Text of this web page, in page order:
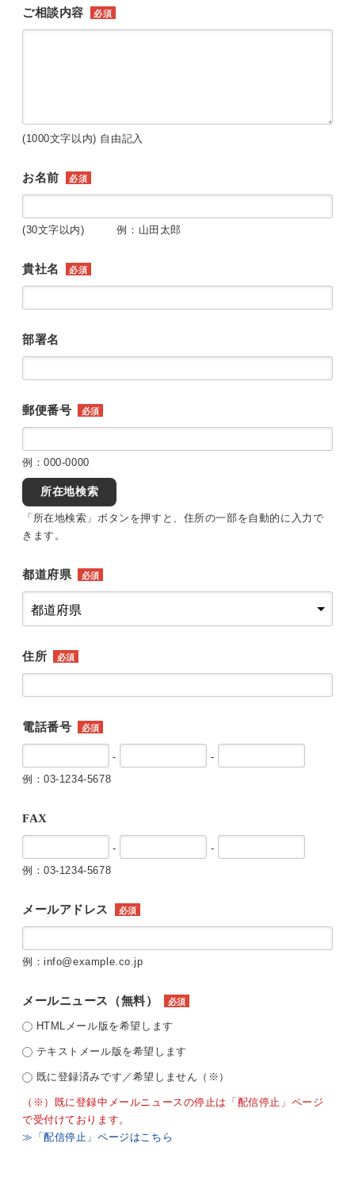
ご相談内容 必須
(1000文字以内) 自由記入
お名前 必須
(30文字以内) 例：山田太郎
貴社名 必須
部署名
郵便番号 必須
例：000-0000
所在地検索
「所在地検索」ボタンを押すと、住所の一部を自動的に入力で
きます。
都道府県 必須
住所 必須
電話番号 必須
-
-
例：03-1234-5678
FAX
-
-
例：03-1234-5678
メールアドレス 必須
例：info@example.co.jp
メールニュース（無料） 必須
HTMLメール版を希望します
テキストメール版を希望します
既に登録済みです／希望しません（※）
（※）既に登録中メールニュースの停止は「配信停止」ページ
で受付けております。
≫「配信停止」ページはこちら